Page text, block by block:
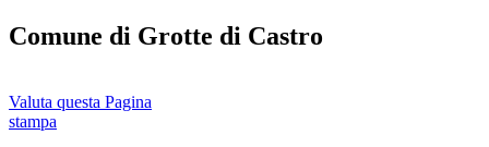
Comune di Grotte di Castro
Valuta questa Pagina
stampa